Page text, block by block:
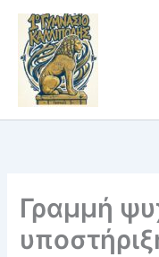
Skip
content
Γραμμή